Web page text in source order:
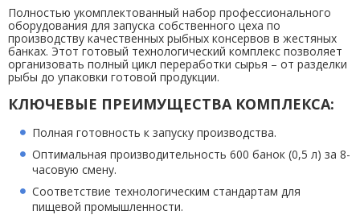
Полностью укомплектованный набор профессионального
оборудования для запуска собственного цеха по
производству качественных рыбных консервов в жестяных
банках. Этот готовый технологический комплекс позволяет
организовать полный цикл переработки сырья – от разделки
рыбы до упаковки готовой продукции.
КЛЮЧЕВЫЕ ПРЕИМУЩЕСТВА КОМПЛЕКСА:
Полная готовность к запуску производства.
Оптимальная производительность 600 банок (0,5 л) за 8-
часовую смену.
Соответствие технологическим стандартам для
пищевой промышленности.